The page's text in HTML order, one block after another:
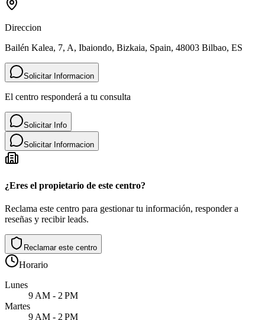
Direccion
Bailén Kalea, 7, A, Ibaiondo, Bizkaia, Spain, 48003 Bilbao, ES
Solicitar Informacion
El centro responderá a tu consulta
Solicitar Info
Solicitar Informacion
¿Eres el propietario de este centro?
Reclama este centro para gestionar tu información, responder a
reseñas y recibir leads.
Reclamar este centro
Horario
Lunes
9 AM - 2 PM
Martes
9 AM - 2 PM